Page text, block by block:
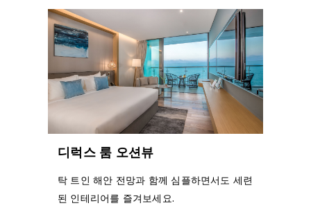
디럭스 룸 오션뷰
탁 트인 해안 전망과 함께 심플하면서도 세련
된 인테리어를 즐겨보세요.